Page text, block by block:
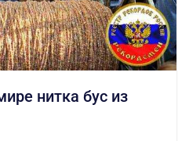
нитка бус из